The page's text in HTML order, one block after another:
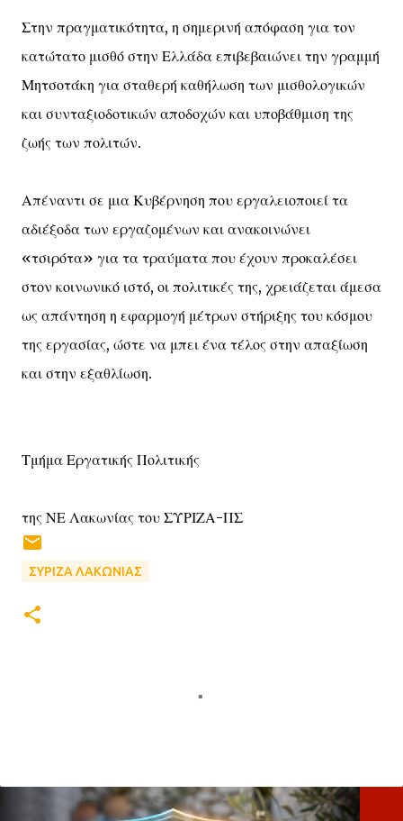
Στην πραγματικότητα, η σημερινή απόφαση για τον
κατώτατο μισθό στην Ελλάδα επιβεβαιώνει την γραμμή
Μητσοτάκη για σταθερή καθήλωση των μισθολογικών
και συνταξιοδοτικών αποδοχών και υποβάθμιση της
ζωής των πολιτών.
Απέναντι σε μια Κυβέρνηση που εργαλειοποιεί τα
αδιέξοδα των εργαζομένων και ανακοινώνει
«τσιρότα» για τα τραύματα που έχουν προκαλέσει
στον κοινωνικό ιστό, οι πολιτικές της, χρειάζεται άμεσα
ως απάντηση η εφαρμογή μέτρων στήριξης του κόσμου
της εργασίας, ώστε να μπει ένα τέλος στην απαξίωση
και στην εξαθλίωση.
Τμήμα Εργατικής Πολιτικής
της ΝΕ Λακωνίας του ΣΥΡΙΖΑ-ΠΣ
ΣΥΡΙΖΑ ΛΑΚΩΝΙΑΣ
λ